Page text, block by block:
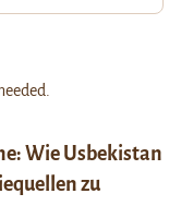
Wie Usbekistan
zu